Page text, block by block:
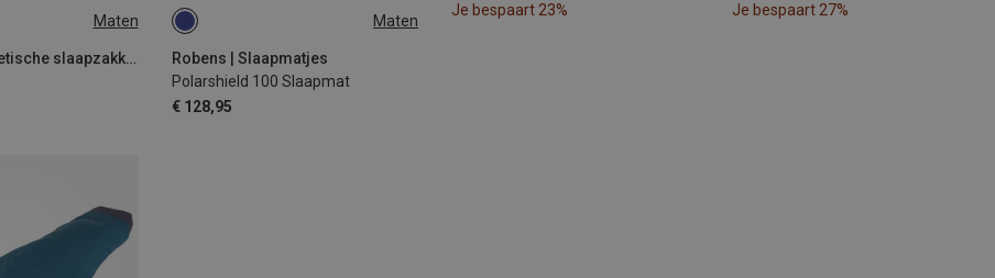
Maten
Robens | Synthetische slaapzakken
Maten
Robens | Slaapmatjes
Polarshield 100 Slaapmat
€ 128,95
200X70CM
Je bespaart 23% Je bespaart 27%